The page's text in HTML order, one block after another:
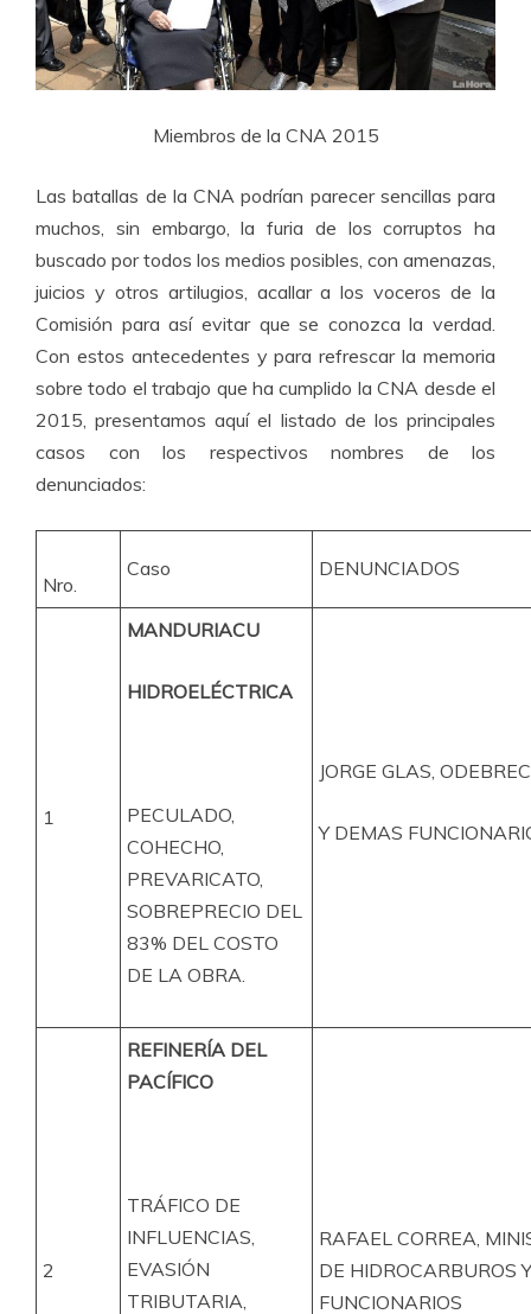
Miembros de la CNA 2015
Las batallas de la CNA podrían parecer sencillas para
muchos, sin embargo, la furia de los corruptos ha
buscado por todos los medios posibles, con amenazas,
juicios y otros artilugios, acallar a los voceros de la
Comisión para así evitar que se conozca la verdad.
Con estos antecedentes y para refrescar la memoria
sobre todo el trabajo que ha cumplido la CNA desde el
2015, presentamos aquí el listado de los principales
casos con los respectivos nombres de los
denunciados:
Nro.
Caso DENUNCIADOS
1
MANDURIACU
HIDROELÉCTRICA
PECULADO,
COHECHO,
PREVARICATO,
SOBREPRECIO DEL
83% DEL COSTO
DE LA OBRA.
JORGE GLAS,
Y DEMAS
2
REFINERÍA DEL
PACÍFICO
TRÁFICO DE
INFLUENCIAS,
EVASIÓN
TRIBUTARIA,
RAFAEL CORREA,
DE HIDROCARBUROS
FUNCIONARIOS